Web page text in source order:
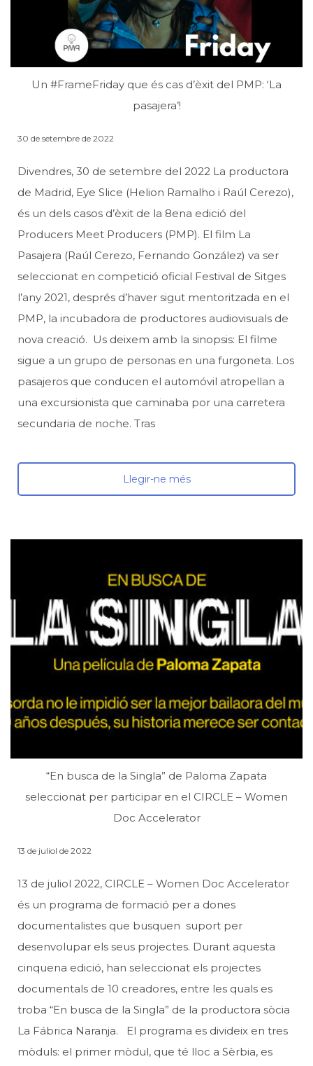
Un #FrameFriday que és cas d’èxit del PMP: ‘La
pasajera’!
30 de setembre de 2022
Divendres, 30 de setembre del 2022 La productora
de Madrid, Eye Slice (Helion Ramalho i Raúl Cerezo),
és un dels casos d’èxit de la 8ena edició del
Producers Meet Producers (PMP). El film La
Pasajera (Raúl Cerezo, Fernando González) va ser
seleccionat en competició oficial Festival de Sitges
l’any 2021, després d’haver sigut mentoritzada en el
PMP, la incubadora de productores audiovisuals de
nova creació. Us deixem amb la sinopsis: El filme
sigue a un grupo de personas en una furgoneta. Los
pasajeros que conducen el automóvil atropellan a
una excursionista que caminaba por una carretera
secundaria de noche. Tras
Llegir-ne més
“En busca de la Singla” de Paloma Zapata
seleccionat per participar en el CIRCLE – Women
Doc Accelerator
13 de juliol de 2022
13 de juliol 2022, CIRCLE – Women Doc Accelerator
és un programa de formació per a dones
documentalistes que busquen suport per
desenvolupar els seus projectes. Durant aquesta
cinquena edició, han seleccionat els projectes
documentals de 10 creadores, entre les quals es
troba “En busca de la Singla” de la productora sòcia
La Fábrica Naranja. El programa es divideix en tres
mòduls: el primer mòdul, que té lloc a Sèrbia, es